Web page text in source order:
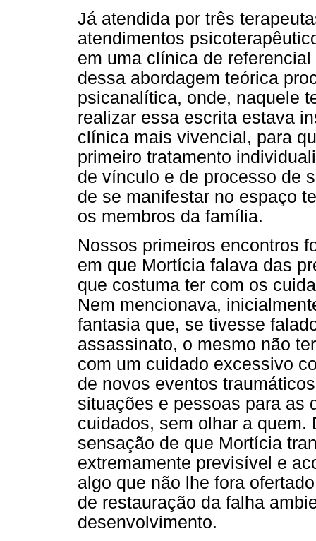
Já atendida por três
atendimentos
em uma clínica de
dessa abordagem teórica
psicanalítica, onde, naquele
realizar essa escrita estava
clínica mais vivencial, para
primeiro tratamento
de vínculo e de processo de
de se manifestar no espaço
os membros da família.
Nossos primeiros encontros
em que Mortícia falava das
que costuma ter com os
Nem mencionava,
fantasia que, se tivesse
assassinato, o mesmo não
com um cuidado excessivo
de novos eventos
situações e pessoas para as
cuidados, sem olhar a
sensação de que Mortícia
extremamente previsível e
algo que não lhe fora
de restauração da falha
desenvolvimento.